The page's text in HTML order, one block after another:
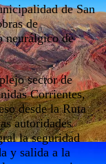
de San
de
neurálgico de
sector de
Corrientes,
desde la Ruta
autoridades
la seguridad
y salida a la